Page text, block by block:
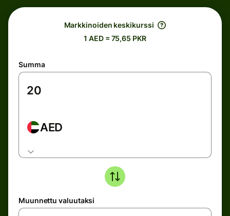
Markkinoiden keskikurssi
1 AED = 75,65 PKR
Summa
AED
Muunnettu valuutaksi